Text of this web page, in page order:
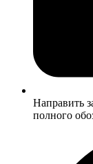
Направить
полного